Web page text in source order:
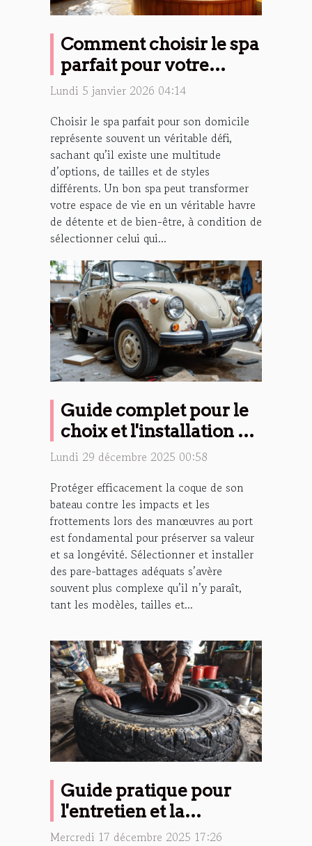
Comment choisir le spa
parfait pour votre
maison ?
Lundi 5 janvier 2026 04:14
Choisir le spa parfait pour son domicile
représente souvent un véritable défi,
sachant qu’il existe une multitude
d’options, de tailles et de styles
différents. Un bon spa peut transformer
votre espace de vie en un véritable havre
de détente et de bien-être, à condition de
sélectionner celui qui...
Guide complet pour le
choix et l'installation de
pare-battages
Lundi 29 décembre 2025 00:58
Protéger efficacement la coque de son
bateau contre les impacts et les
frottements lors des manœuvres au port
est fondamental pour préserver sa valeur
et sa longévité. Sélectionner et installer
des pare-battages adéquats s’avère
souvent plus complexe qu’il n’y paraît,
tant les modèles, tailles et...
Guide pratique pour
l'entretien et la
réparation de vos pneus
Mercredi 17 décembre 2025 17:26